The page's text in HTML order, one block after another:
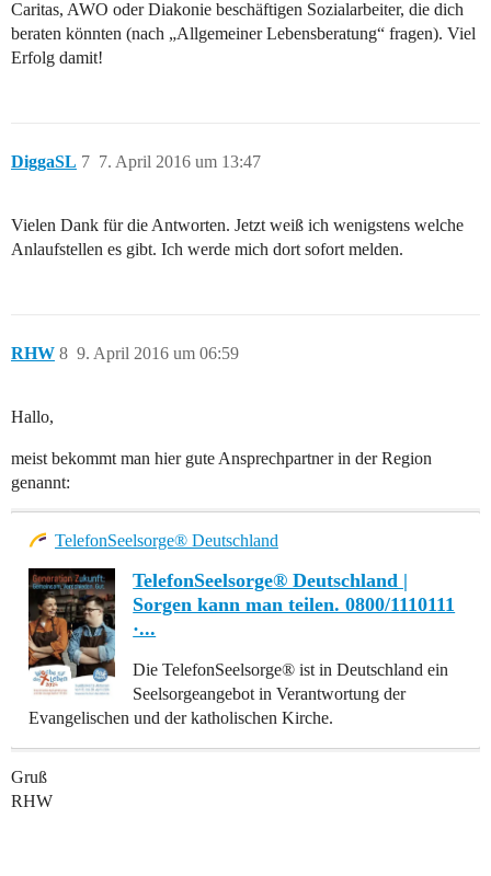
Caritas, AWO oder Diakonie beschäftigen Sozialarbeiter, die dich
beraten könnten (nach „Allgemeiner Lebensberatung“ fragen). Viel
Erfolg damit!
DiggaSL 7. April 2016 um 13:47
7
Vielen Dank für die Antworten. Jetzt weiß ich wenigstens welche
Anlaufstellen es gibt. Ich werde mich dort sofort melden.
RHW 9. April 2016 um 06:59
8
Hallo,
meist bekommt man hier gute Ansprechpartner in der Region
genannt:
TelefonSeelsorge® Deutschland
TelefonSeelsorge® Deutschland |
Sorgen kann man teilen. 0800/1110111
·...
Die TelefonSeelsorge® ist in Deutschland ein
Seelsorgeangebot in Verantwortung der
Evangelischen und der katholischen Kirche.
Gruß
RHW